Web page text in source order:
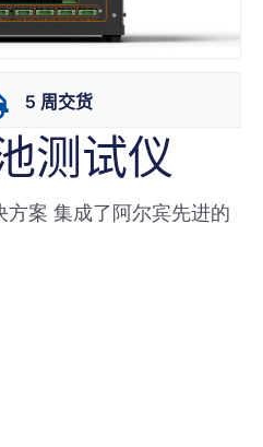
5 周交货
测试仪
方案 集成了阿尔宾先进的